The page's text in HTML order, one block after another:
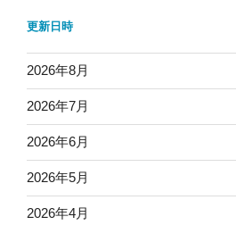
更新日時
2026年8月
2026年7月
2026年6月
2026年5月
2026年4月